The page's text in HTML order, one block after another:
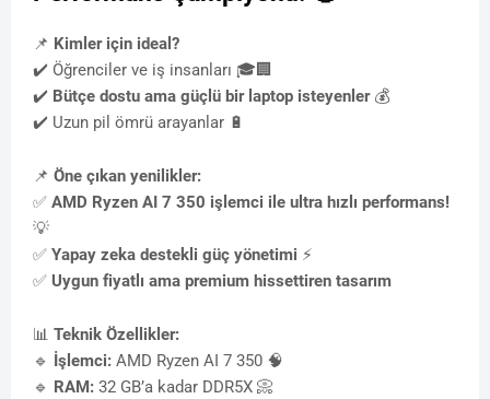
📌 Kimler için ideal?
✔️ Öğrenciler ve iş insanları 🎓🏢
✔️ Bütçe dostu ama güçlü bir laptop isteyenler💰
✔️ Uzun pil ömrü arayanlar 🔋
📌 Öne çıkan yenilikler:
✅ AMD Ryzen AI 7 350 işlemci ile ultra hızlı performans!
💡
✅ Yapay zeka destekli güç yönetimi ⚡
✅ Uygun fiyatlı ama premium hissettiren tasarım
📊 Teknik Özellikler:
🔹 İşlemci: AMD Ryzen AI 7 350 🧠
🔹 RAM: 32 GB’a kadar DDR5X 📀